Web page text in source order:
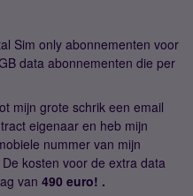
Sim only abonnementen voor
data abonnementen die per
mijn grote schrik een email
eigenaar en heb mijn
nummer van mijn
kosten voor de extra data
van 490 euro! .